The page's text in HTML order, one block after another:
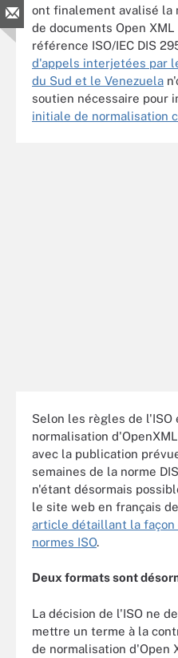
ont finalement avalisé la
de documents Open XML
référence ISO/IEC DIS
d'appels interjetées par
du Sud et le Venezuela
soutien nécessaire pour
initiale de normalisation
Selon les règles de l'ISO
normalisation
avec la publication
semaines de la norme
n'étant désormais
le site web en français
article détaillant la façon
normes ISO.
Deux formats sont
La décision de l'ISO ne
mettre un terme à la
de normalisation d'Open